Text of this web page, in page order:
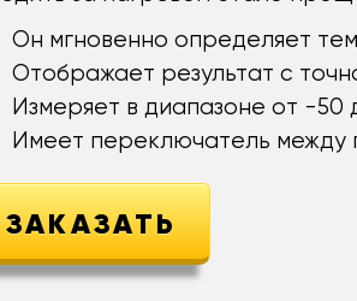
Он мгновенно определяет
Отображает результат с
Измеряет в диапазоне от -50
Имеет переключатель между
ЗАКАЗАТЬ